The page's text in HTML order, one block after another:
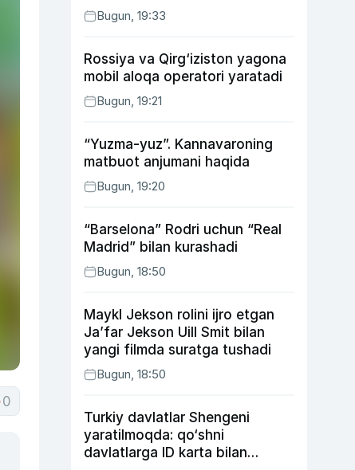
0
Bugun, 19:33
Rossiya va Qirg‘iziston yagona
mobil aloqa operatori yaratadi
Bugun, 19:21
“Yuzma-yuz”. Kannavaroning
matbuot anjumani haqida
Bugun, 19:20
“Barselona” Rodri uchun “Real
Madrid” bilan kurashadi
Bugun, 18:50
Maykl Jekson rolini ijro etgan
Ja’far Jekson Uill Smit bilan
yangi filmda suratga tushadi
Bugun, 18:50
Turkiy davlatlar Shengeni
yaratilmoqda: qo‘shni
davlatlarga ID karta bilan